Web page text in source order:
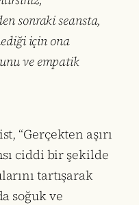
sonraki seansta,
için ona
ve empatik
“Gerçekten aşırı
ciddi bir şekilde
tartışarak
soğuk ve